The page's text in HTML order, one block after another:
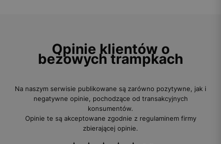
Opinie klientów o
beżowych trampkach
Na naszym serwisie publikowane są zarówno pozytywne, jak i
negatywne opinie, pochodzące od transakcyjnych
konsumentów.
Opinie te są akceptowane zgodnie z regulaminem firmy
zbierającej opinie.